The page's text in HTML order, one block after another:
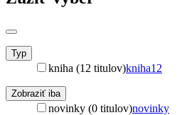
Typ
kniha (12 titulov)kniha12
Zobraziť iba
novinky (0 titulov)novinky